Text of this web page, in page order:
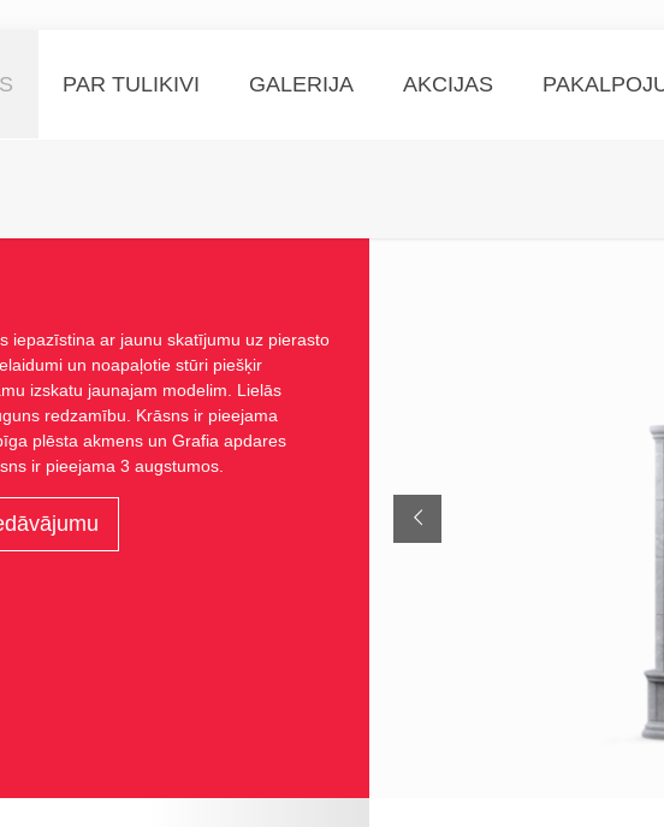
PAR TULIKIVI GALERIJA AKCIJAS
iepazīstina ar jaunu skatījumu uz pierasto
un noapaļotie stūri piešķir
izskatu jaunajam modelim. Lielās
redzamību. Krāsns ir pieejama
plēsta akmens un Grafia apdares
ir pieejama 3 augstumos.